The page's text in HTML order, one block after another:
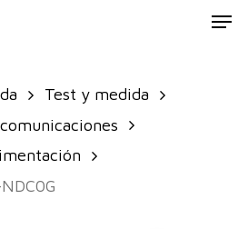
Test y medida